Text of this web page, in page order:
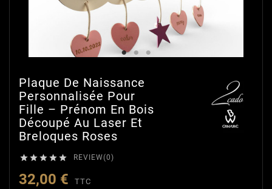
Plaque De Naissance
Personnalisée Pour
Fille – Prénom En Bois
Découpé Au Laser Et
Breloques Roses
     REVIEW(0)
32,00 € TTC